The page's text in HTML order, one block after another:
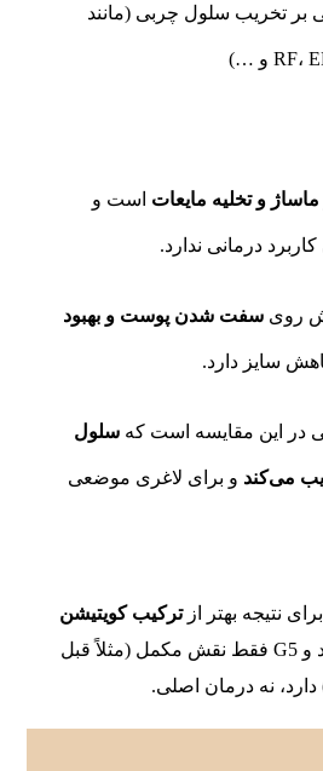
بر تخریب سلول چربی (مانند
ماساژ و تخلیه مایعات است و
درمانی ندارد.
روی سفت شدن پوست و بهبود
سایز دارد.
در این مقایسه است که سلول
می‌کند و برای لاغری موضعی
نتیجه بهتر ازترکیب کویتیشن
استفاده می‌شود و G5 فقط نقش مکمل (مثلاً قبل
دارد، نه درمان اصلی.